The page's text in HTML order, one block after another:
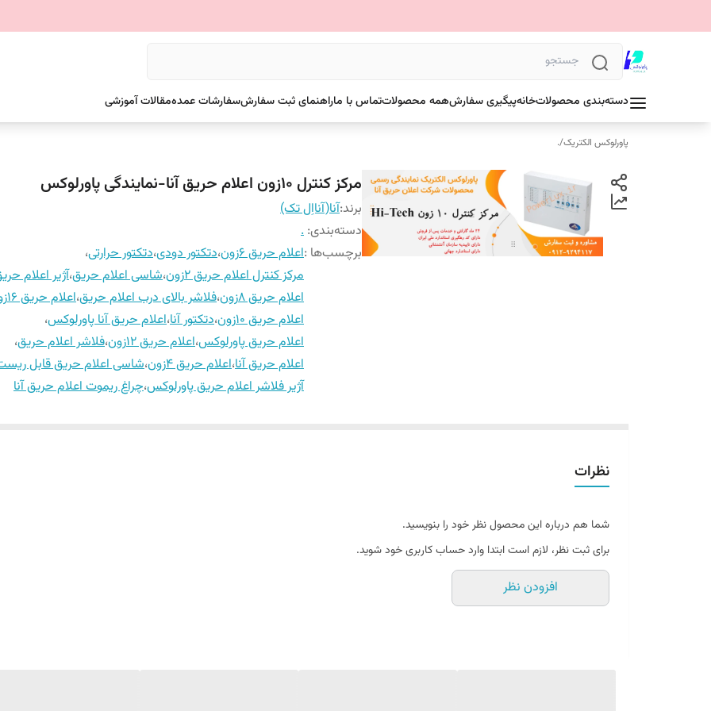
دسته‌بندی محصولاتخانهپیگیری سفارشهمه محصولاتتماس با ماراهنمای ثبت سفارشسفارشات عمدهمقالات آموزشی
پاورلوکس الکتریک/
.
مرکز کنترل 10زون اعلام حریق آنا-نمایندگی پاورلوکس
برند:آنا(آنااِل تک)
دسته‌بندی:
.
برچسب‌ها :اعلام حریق 6زون ،دتکتور دودی،دتکتور حرارتی،
مرکز کنترل اعلام حریق 2زون
،شاسی اعلام حریق،آژیر اعلام
اعلام حریق 8زون
،فلاشر بالای درب اعلام حریق،اعلام حریق 16زون
اعلام حریق 10زون
،دتکتور آنا،اعلام حریق آنا پاورلوکس،
اعلام حریق پاورلوکس،اعلام حریق 12زون ،فلاشر اعلام حریق،
اعلام حریق آنا،اعلام حریق 4زون ،شاسی اعلام حریق قابل
آژیر فلاشر اعلام حریق پاورلوکس،چراغ ریموت اعلام حریق آنا
نظرات
شما هم درباره این محصول نظر خود را بنویسید.
برای ثبت نظر، لازم است ابتدا وارد حساب کاربری خود شوید.
افزودن نظر